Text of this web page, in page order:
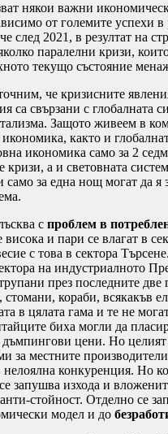
някои важни
от големите успехи
след 2021, в резултат на
паралелни кризи,
текущо състояние
че кризисните
са свързани с глобалната
Защото живеем в
както и
икономика само за 2
кризи, а и световната
за една нощ могат да я
с проблем в
висока и пари се влагат в
с това в сектора
на индустриалното
през последните
кораби, всякакъв
в цялата гама и те не
биха могли да
дъмпингови цени. Но
за местните
конкуренция. Но
запушва изхода и
стойност. Отделно се
модел и до